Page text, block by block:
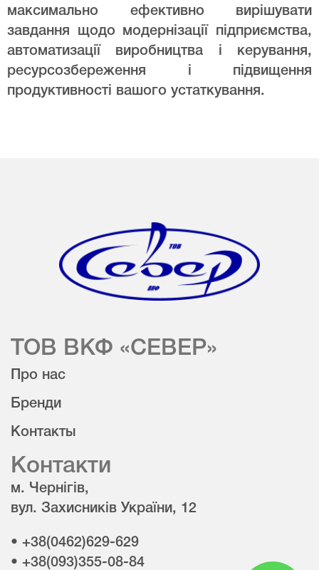
максимально ефективно вирішувати
завдання щодо модернізації підприємства,
автоматизації виробництва і керування,
ресурсозбереження і підвищення
продуктивності вашого устаткування.
ТОВ ВКФ «СЕВЕР»
Про нас
Бренди
Контакты
Контакти
м. Чернігів,
вул. Захисників України, 12
• +38(0462)629-629
• +38(093)355-08-84